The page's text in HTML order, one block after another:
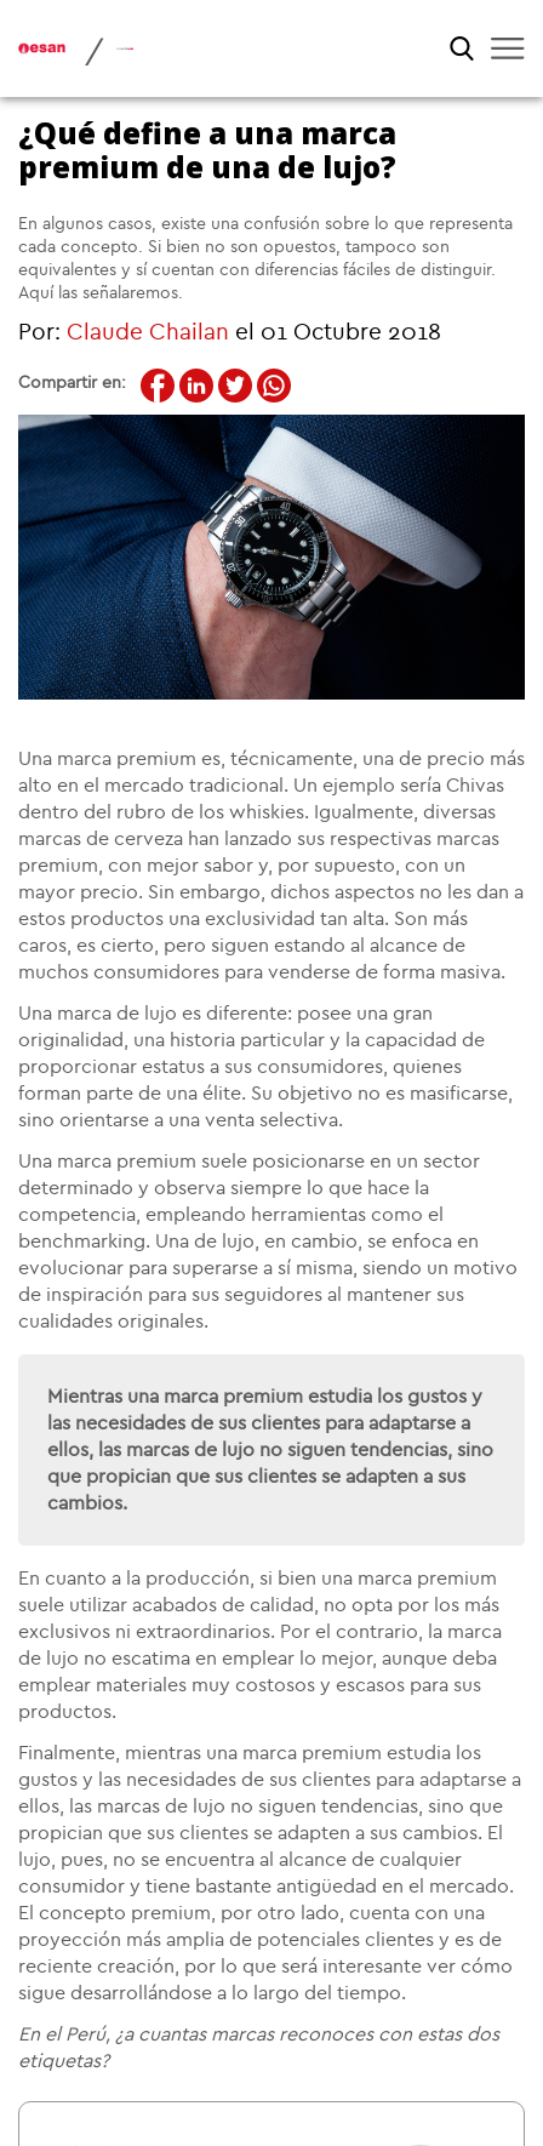
/
¿Qué define a una marca
premium de una de lujo?
En algunos casos, existe una confusión sobre lo que representa
cada concepto. Si bien no son opuestos, tampoco son
equivalentes y sí cuentan con diferencias fáciles de distinguir.
Aquí las señalaremos.
Por: Claude Chailan el 01 Octubre 2018
Compartir en:
Una marca premium es, técnicamente, una de precio más
alto en el mercado tradicional. Un ejemplo sería Chivas
dentro del rubro de los whiskies. Igualmente, diversas
marcas de cerveza han lanzado sus respectivas marcas
premium, con mejor sabor y, por supuesto, con un
mayor precio. Sin embargo, dichos aspectos no les dan a
estos productos una exclusividad tan alta. Son más
caros, es cierto, pero siguen estando al alcance de
muchos consumidores para venderse de forma masiva.
Una marca de lujo es diferente: posee una gran
originalidad, una historia particular y la capacidad de
proporcionar estatus a sus consumidores, quienes
forman parte de una élite. Su objetivo no es masificarse,
sino orientarse a una venta selectiva.
Una marca premium suele posicionarse en un sector
determinado y observa siempre lo que hace la
competencia, empleando herramientas como el
benchmarking. Una de lujo, en cambio, se enfoca en
evolucionar para superarse a sí misma, siendo un motivo
de inspiración para sus seguidores al mantener sus
cualidades originales.
Mientras una marca premium estudia los gustos y
las necesidades de sus clientes para adaptarse a
ellos, las marcas de lujo no siguen tendencias, sino
que propician que sus clientes se adapten a sus
cambios.
En cuanto a la producción, si bien una marca premium
suele utilizar acabados de calidad, no opta por los más
exclusivos ni extraordinarios. Por el contrario, la marca
de lujo no escatima en emplear lo mejor, aunque deba
emplear materiales muy costosos y escasos para sus
productos.
Finalmente, mientras una marca premium estudia los
gustos y las necesidades de sus clientes para adaptarse a
ellos, las marcas de lujo no siguen tendencias, sino que
propician que sus clientes se adapten a sus cambios. El
lujo, pues, no se encuentra al alcance de cualquier
consumidor y tiene bastante antigüedad en el mercado.
El concepto premium, por otro lado, cuenta con una
proyección más amplia de potenciales clientes y es de
reciente creación, por lo que será interesante ver cómo
sigue desarrollándose a lo largo del tiempo.
En el Perú, ¿a cuantas marcas reconoces con estas dos
etiquetas?